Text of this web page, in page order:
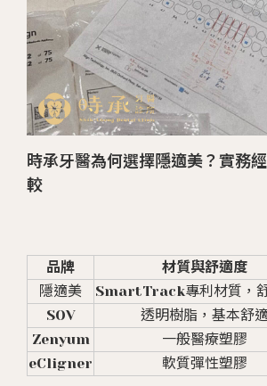
時承牙醫為何選擇隱適美？實務
較
品牌
材質與舒適度
隱適美
SmartTrack專利材質，
SOV
透明樹脂，基本舒
Zenyum
一般醫療塑膠
eCligner
軟質彈性塑膠